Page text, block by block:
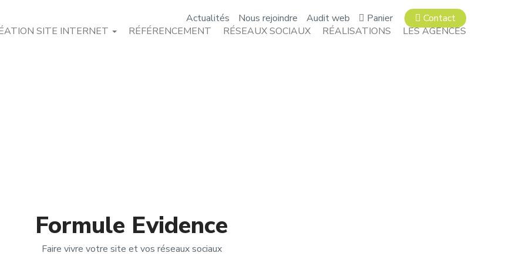
Contact
Actualités Nous rejoindre Audit web
Panier
SITE INTERNET
RÉFÉRENCEMENT RÉSEAUX SOCIAUX RÉALISATIONS LES AGENCES
Formule Evidence
Faire vivre votre site et vos réseaux sociaux